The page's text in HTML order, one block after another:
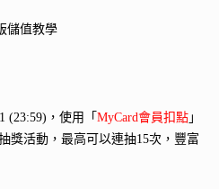
儲值教學
(23:59)，使用「 MyCard會員扣點 」
獎活動，最高可以連抽15次，豐富